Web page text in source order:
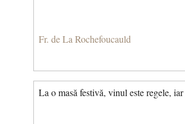
Fr. de La Rochefoucauld
La o masă festivă, vinul este regele,